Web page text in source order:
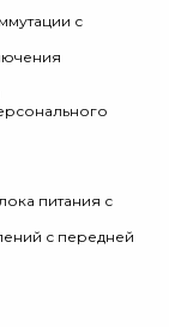
с
питания с
с передней